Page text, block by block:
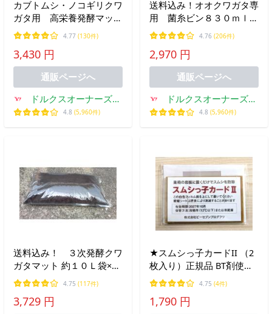
カブトムシ・ノコギリクワ
ガタ用 高栄養発酵マッ
ト 約５０Ｌ箱（業務用パ
ック、送料込み））☆カブ
トムシの産卵・幼虫飼育幼
虫の餌 昆虫マット ☆幼
虫のエサ
4.77 (130件)
3,430 円
通販ページへ
ドルクスオーナーズシ
ョップ
4.8 (5,960件)
送料込み！オオクワガタ専
用 菌糸ビン８３０ｍｌ×
５本セット（菌糸入りクリ
アボトル クヌギ
100％） ヒラタやノコギ
リの幼虫飼育にも！
4.76 (206件)
2,970 円
通販ページへ
ドルクスオーナーズシ
ョップ
4.8 (5,960件)
送料込み！ ３次発酵クワ
ガタマット 約１０Ｌ袋×５
袋セット
4.75 (117件)
3,729 円
★スムシっ子カードII （2
枚入り）正規品 BT剤使用
スムシ防除 安全 無害
4.75 (4件)
1,790 円